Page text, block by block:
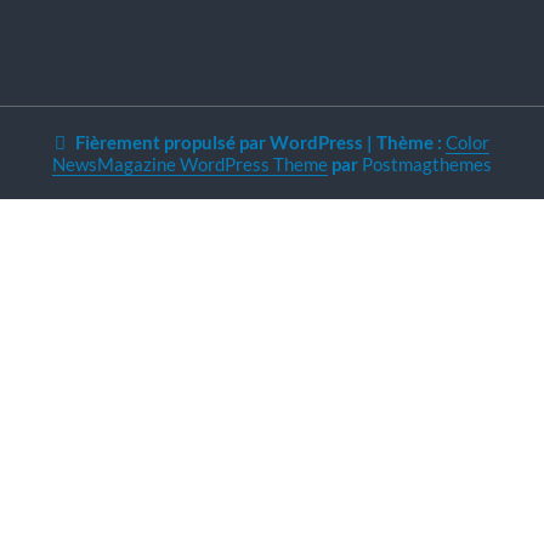
Fièrement propulsé par WordPress | Thème : Color
NewsMagazine WordPress Theme par Postmagthemes